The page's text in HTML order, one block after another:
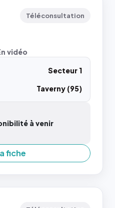
Téléconsultation
vidéo
Secteur 1
Taverny (95)
à venir
fiche